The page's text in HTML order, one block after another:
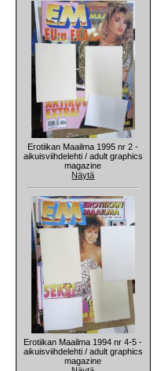
Erotiikan Maailma 1995 nr 2 -
aikuisviihdelehti / adult graphics
magazine
Näytä
Erotiikan Maailma 1994 nr 4-5 -
aikuisviihdelehti / adult graphics
magazine